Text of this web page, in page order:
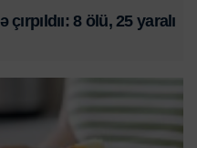
8 ölü, 25 yaralı